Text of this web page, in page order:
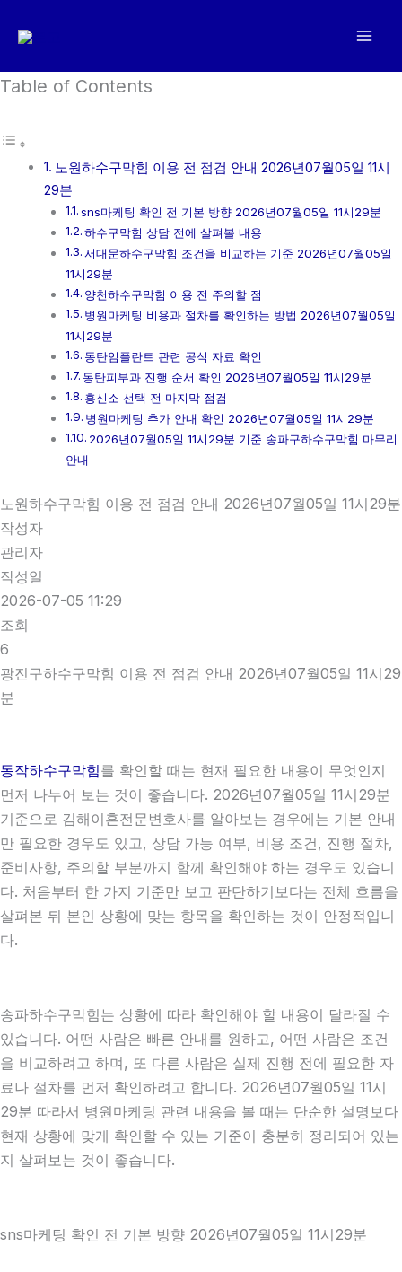
로
너
Table of Contents
노원하수구막힘 이용 전 점검 안내 2026년07월05일 11시
29분
sns마케팅 확인 전 기본 방향 2026년07월05일 11시29분
하수구막힘 상담 전에 살펴볼 내용
서대문하수구막힘 조건을 비교하는 기준 2026년07월05일
11시29분
양천하수구막힘 이용 전 주의할 점
병원마케팅 비용과 절차를 확인하는 방법 2026년07월05일
11시29분
동탄임플란트 관련 공식 자료 확인
동탄피부과 진행 순서 확인 2026년07월05일 11시29분
흥신소 선택 전 마지막 점검
병원마케팅 추가 안내 확인 2026년07월05일 11시29분
2026년07월05일 11시29분 기준 송파구하수구막힘 마무리
안내
노원하수구막힘 이용 전 점검 안내 2026년07월05일 11시29분
작성자
관리자
작성일
2026-07-05 11:29
조회
6
광진구하수구막힘 이용 전 점검 안내 2026년07월05일 11시29
분
동작하수구막힘를 확인할 때는 현재 필요한 내용이 무엇인지
먼저 나누어 보는 것이 좋습니다. 2026년07월05일 11시29분
기준으로 김해이혼전문변호사를 알아보는 경우에는 기본 안내
만 필요한 경우도 있고, 상담 가능 여부, 비용 조건, 진행 절차,
준비사항, 주의할 부분까지 함께 확인해야 하는 경우도 있습니
다. 처음부터 한 가지 기준만 보고 판단하기보다는 전체 흐름을
살펴본 뒤 본인 상황에 맞는 항목을 확인하는 것이 안정적입니
다.
송파하수구막힘는 상황에 따라 확인해야 할 내용이 달라질 수
있습니다. 어떤 사람은 빠른 안내를 원하고, 어떤 사람은 조건
을 비교하려고 하며, 또 다른 사람은 실제 진행 전에 필요한 자
료나 절차를 먼저 확인하려고 합니다. 2026년07월05일 11시
29분 따라서 병원마케팅 관련 내용을 볼 때는 단순한 설명보다
현재 상황에 맞게 확인할 수 있는 기준이 충분히 정리되어 있는
지 살펴보는 것이 좋습니다.
sns마케팅 확인 전 기본 방향 2026년07월05일 11시29분